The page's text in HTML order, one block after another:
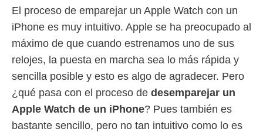
El proceso de emparejar un Apple Watch con un
iPhone es muy intuitivo. Apple se ha preocupado al
máximo de que cuando estrenamos uno de sus
relojes, la puesta en marcha sea lo más rápida y
sencilla posible y esto es algo de agradecer. Pero
¿qué pasa con el proceso de desemparejar un
Apple Watch de un iPhone? Pues también es
bastante sencillo, pero no tan intuitivo como lo es